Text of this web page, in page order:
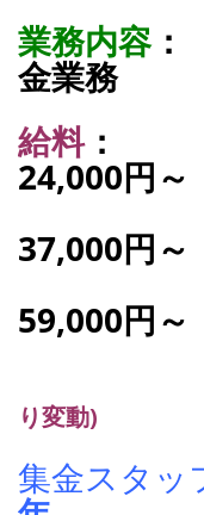
業務内容
金業務
給料：
24,000円～
180
37,000
300
59,000円～
り変動)
集金スタッ